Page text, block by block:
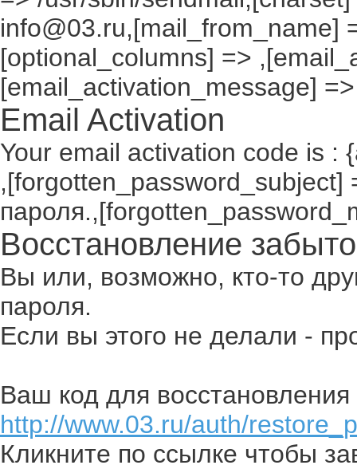
info@03.ru,[mail_from_name]
[optional_columns] =>
[email_activation_message] =>
Email Activation
Your email activation code is :
,[forgotten_password_subject]
Восстановление
Вы или, возможно, кто-то
пароля.
Если вы этого не делали -
Ваш код для восстановления
http://www.03.ru/auth/
Кликните по ссылке чтобы